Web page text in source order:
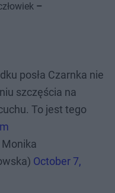
–
posła Czarnka nie
szczęścia na
To jest tego
October 7,